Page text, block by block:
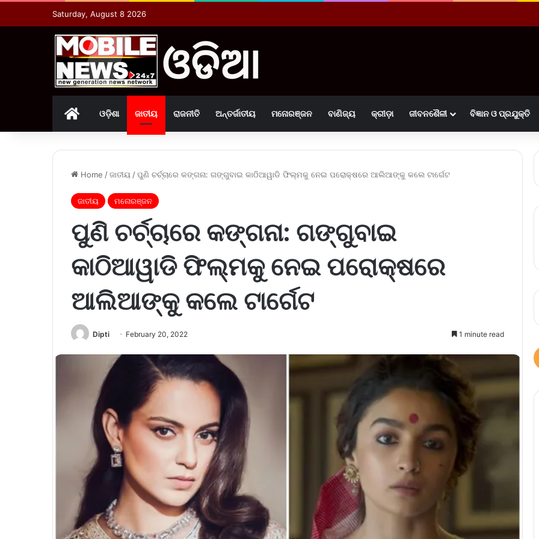
Saturday, August 8 2026
Homeଓଡ଼ିଶା ଜାତୀୟ ରାଜନୀତି ଅନ୍ତର୍ଜାତୀୟ ମନୋରଞ୍ଜନ ବାଣିଜ୍ୟ କ୍ରୀଡ଼ା ଜୀବନଶୈଳୀ ବିଜ୍ଞାନ ଓ ପ୍ରଯୁକ୍ତି
Home /ଜାତୀୟ /ପୁଣି ଚର୍ଚ୍ଚାରେ କଙ୍ଗନା: ଗଙ୍ଗୁବାଇ କାଠିଆୱାଡି ଫିଲ୍ମକୁ ନେଇ ପରୋକ୍ଷରେ ଆଲିଆଙ୍କୁ କଲେ ଟାର୍ଗେଟ
ଜାତୀୟ ମନୋରଞ୍ଜନ
ପୁଣି ଚର୍ଚ୍ଚାରେ କଙ୍ଗନା: ଗଙ୍ଗୁବାଇ
କାଠିଆୱାଡି ଫିଲ୍ମକୁ ନେଇ ପରୋକ୍ଷରେ
ଆଲିଆଙ୍କୁ କଲେ ଟାର୍ଗେଟ
Dipti February 20, 2022 1 minute read